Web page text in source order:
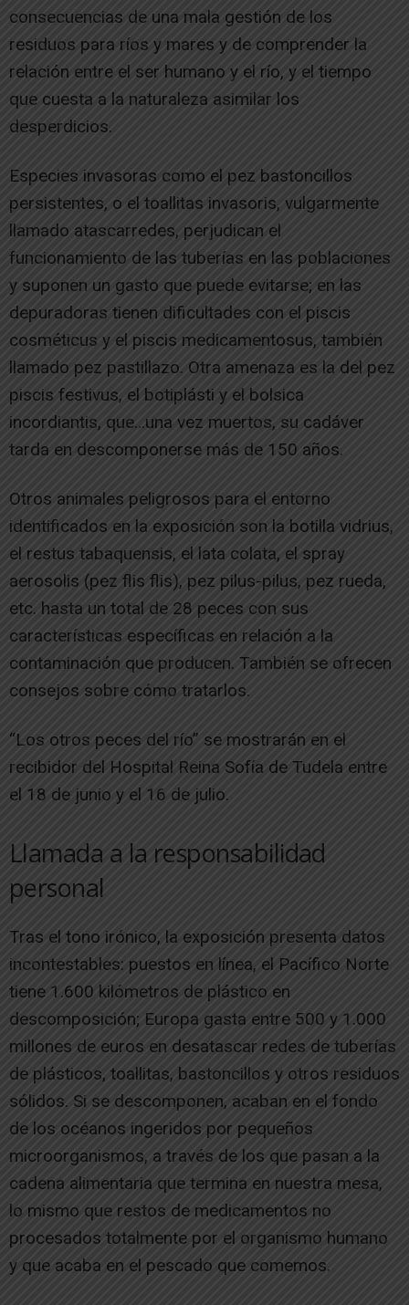
consecuencias de una mala gestión de los
residuos para ríos y mares y de comprender la
relación entre el ser humano y el río, y el tiempo
que cuesta a la naturaleza asimilar los
desperdicios.
Especies invasoras como el pez bastoncillos
persistentes, o el toallitas invasoris, vulgarmente
llamado atascarredes, perjudican el
funcionamiento de las tuberías en las poblaciones
y suponen un gasto que puede evitarse; en las
depuradoras tienen dificultades con el piscis
cosméticus y el piscis medicamentosus, también
llamado pez pastillazo. Otra amenaza es la del pez
piscis festivus, el botiplásti y el bolsica
incordiantis, que…una vez muertos, su cadáver
tarda en descomponerse más de 150 años.
Otros animales peligrosos para el entorno
identificados en la exposición son la botilla vidrius,
el restus tabaquensis, el lata colata, el spray
aerosolis (pez flis flis), pez pilus-pilus, pez rueda,
etc. hasta un total de 28 peces con sus
características específicas en relación a la
contaminación que producen. También se ofrecen
consejos sobre cómo tratarlos.
“Los otros peces del río” se mostrarán en el
recibidor del Hospital Reina Sofía de Tudela entre
el 18 de junio y el 16 de julio.
Llamada a la responsabilidad
personal
Tras el tono irónico, la exposición presenta datos
incontestables: puestos en línea, el Pacífico Norte
tiene 1.600 kilómetros de plástico en
descomposición; Europa gasta entre 500 y 1.000
millones de euros en desatascar redes de tuberías
de plásticos, toallitas, bastoncillos y otros residuos
sólidos. Si se descomponen, acaban en el fondo
de los océanos ingeridos por pequeños
microorganismos, a través de los que pasan a la
cadena alimentaria que termina en nuestra mesa,
lo mismo que restos de medicamentos no
procesados totalmente por el organismo humano
y que acaba en el pescado que comemos.